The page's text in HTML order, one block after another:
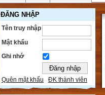
ĐĂNG NHẬP
Tên truy nhập
Mật khẩu
Ghi nhớ
Quên mật khẩu ĐK thành viên